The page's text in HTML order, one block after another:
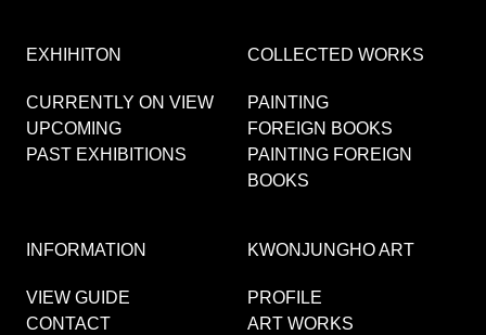
EXHIHITON
CURRENTLY ON VIEW
UPCOMING
PAST EXHIBITIONS
COLLECTED WORKS
PAINTING
FOREIGN BOOKS
PAINTING FOREIGN
BOOKS
INFORMATION
VIEW GUIDE
CONTACT
KWONJUNGHO ART
PROFILE
ART WORKS